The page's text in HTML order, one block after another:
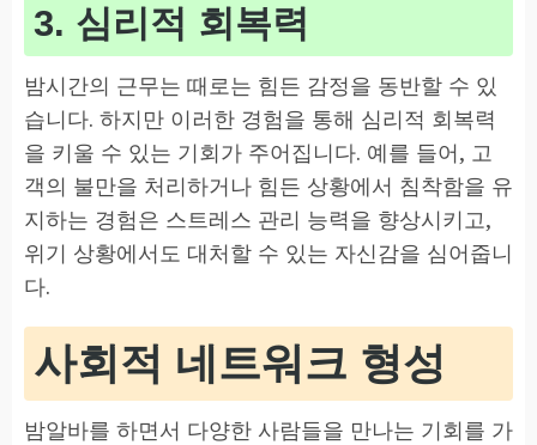
3. 심리적 회복력
밤시간의 근무는 때로는 힘든 감정을 동반할 수 있
습니다. 하지만 이러한 경험을 통해 심리적 회복력
을 키울 수 있는 기회가 주어집니다. 예를 들어, 고
객의 불만을 처리하거나 힘든 상황에서 침착함을 유
지하는 경험은 스트레스 관리 능력을 향상시키고,
위기 상황에서도 대처할 수 있는 자신감을 심어줍니
다.
사회적 네트워크 형성
밤알바를 하면서 다양한 사람들을 만나는 기회를 가